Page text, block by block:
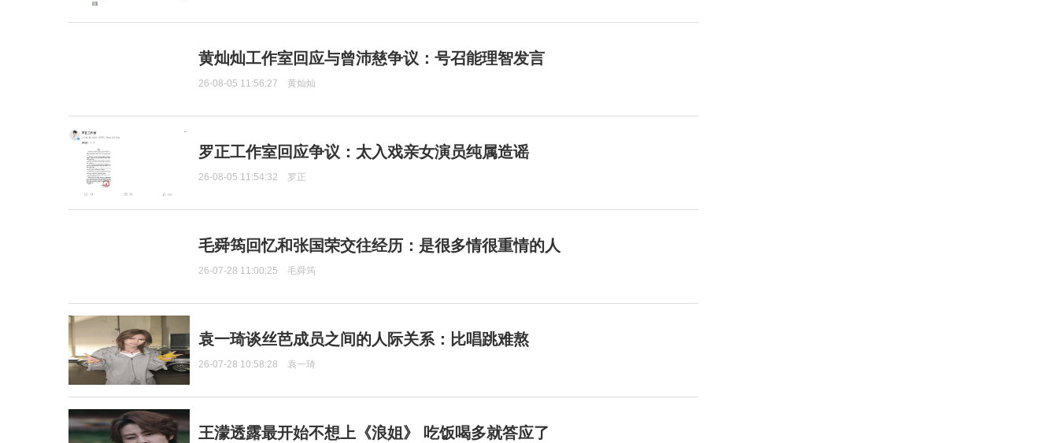
黄灿灿工作室回应与曾沛慈争议：号召能理智发言
26-08-05 11:56:27 黄灿灿
罗正工作室回应争议：太入戏亲女演员纯属造谣
26-08-05 11:54:32 罗正
毛舜筠回忆和张国荣交往经历：是很多情很重情的人
26-07-28 11:00:25 毛舜筠
袁一琦谈丝芭成员之间的人际关系：比唱跳难熬
26-07-28 10:58:28 袁一琦
王濛透露最开始不想上《浪姐》 吃饭喝多就答应了